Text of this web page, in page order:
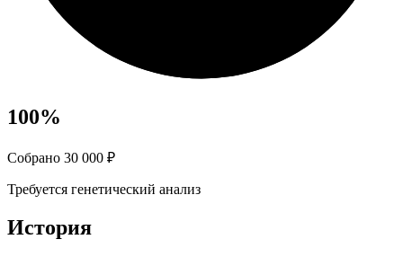
100%
Собрано 30 000 ₽
Требуется генетический анализ
История